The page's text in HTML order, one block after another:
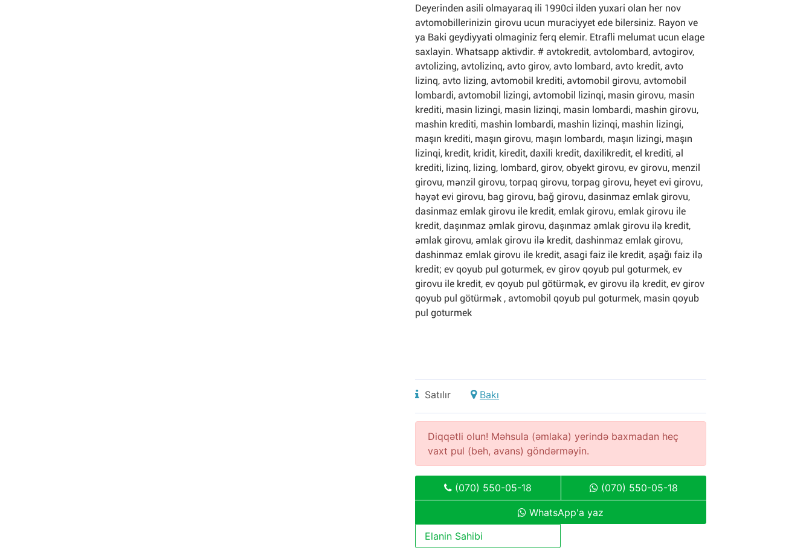
Deyerinden asili olmayaraq ili 1990ci ilden yuxari olan her nov
avtomobillerinizin girovu ucun muraciyyet ede bilersiniz. Rayon ve
ya Baki geydiyyati olmaginiz ferq elemir. Etrafli melumat ucun elage
saxlayin. Whatsapp aktivdir. # avtokredit, avtolombard, avtogirov,
avtolizing, avtolizinq, avto girov, avto lombard, avto kredit, avto
lizinq, avto lizing, avtomobil krediti, avtomobil girovu, avtomobil
lombardi, avtomobil lizingi, avtomobil lizinqi, masin girovu, masin
krediti, masin lizingi, masin lizinqi, masin lombardi, mashin girovu,
mashin krediti, mashin lombardi, mashin lizinqi, mashin lizingi,
maşın krediti, maşın girovu, maşın lombardı, maşın lizingi, maşın
lizinqi, kredit, kridit, kiredit, daxili kredit, daxilikredit, el krediti, əl
krediti, lizinq, lizing, lombard, girov, obyekt girovu, ev girovu, menzil
girovu, mənzil girovu, torpaq girovu, torpag girovu, heyet evi girovu,
həyət evi girovu, bag girovu, bağ girovu, dasinmaz emlak girovu,
dasinmaz emlak girovu ile kredit, emlak girovu, emlak girovu ile
kredit, daşınmaz əmlak girovu, daşınmaz əmlak girovu ilə kredit,
əmlak girovu, əmlak girovu ilə kredit, dashinmaz emlak girovu,
dashinmaz emlak girovu ile kredit, asagi faiz ile kredit, aşağı faiz ilə
kredit; ev qoyub pul goturmek, ev girov qoyub pul goturmek, ev
girovu ile kredit, ev qoyub pul götürmək, ev girovu ilə kredit, ev girov
qoyub pul götürmək , avtomobil qoyub pul goturmek, masin qoyub
pul goturmek
Satılır Bakı
Diqqətli olun! Məhsula (əmlaka) yerində baxmadan heç
vaxt pul (beh, avans) göndərməyin.
(070) 550-05-18 (070) 550-05-18
WhatsApp'a yaz
Elanin Sahibi